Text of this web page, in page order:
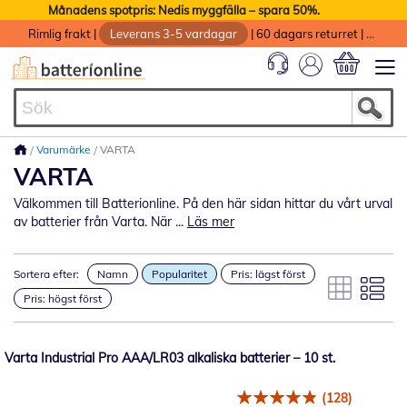
Månadens spotpris: Nedis myggfälla – spara 50%.
Rimlig frakt | Leverans 3-5 vardagar |60 dagars returret |
Varumärke VARTA
VARTA
Välkommen till Batterionline. På den här sidan hittar du vårt urval
av batterier från Varta. När ... Läs mer
Sortera efter: Namn Popularitet
Pris: lägst först
Pris: högst först
Varta Industrial Pro AAA/LR03 alkaliska batterier – 10 st.
(128)